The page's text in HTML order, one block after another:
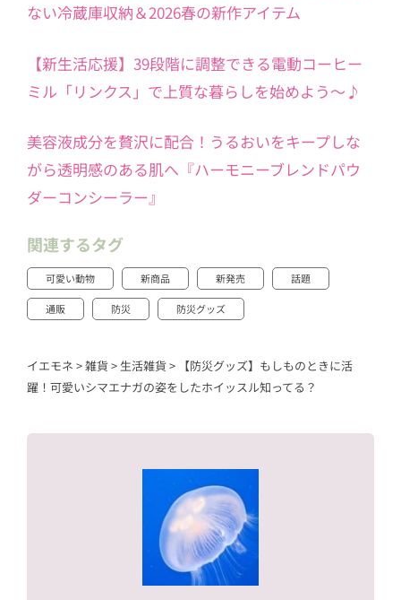
ない冷蔵庫収納＆2026春の新作アイテム
【新生活応援】39段階に調整できる電動コーヒー
ミル「リンクス」で上質な暮らしを始めよう～♪
美容液成分を贅沢に配合！うるおいをキープしな
がら透明感のある肌へ『ハーモニーブレンドパウ
ダーコンシーラー』
関連するタグ
可愛い動物 新商品 新発売 話題
通販 防災 防災グッズ
イエモネ >雑貨 > 生活雑貨 > 【防災グッズ】もしものときに活
躍！可愛いシマエナガの姿をしたホイッスル知ってる？